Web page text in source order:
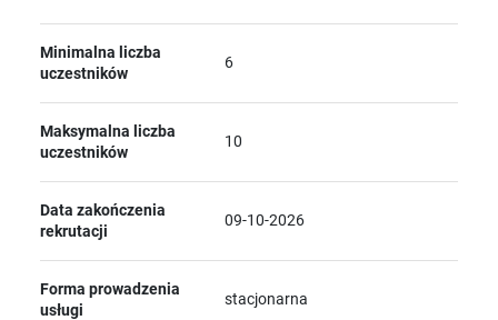
Minimalna liczba
uczestników
6
Maksymalna liczba
uczestników
10
Data zakończenia
rekrutacji
09-10-2026
Forma prowadzenia
usługi
stacjonarna